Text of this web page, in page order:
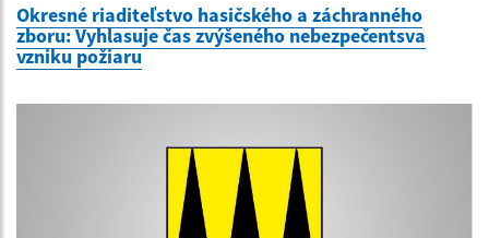
Okresné riaditeľstvo hasičského a záchranného
zboru: Vyhlasuje čas zvýšeného nebezpečentsva
vzniku požiaru